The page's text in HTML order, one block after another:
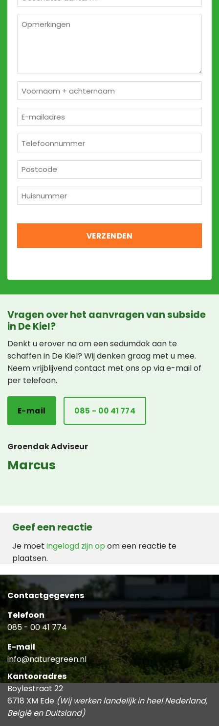
m²
Naam
*
mailadres
*
*
*
Vragen over het aanvragen van subside
in De Kiel?
Denkt u erover na om een sedumdak aan te
schaffen in De Kiel? Wij denken graag met u mee.
Neem vrijblijvend contact met ons op via e-mail of
per telefoon.
E-mail 085 - 00 41 774
Groendak Adviseur
Marcus
Geef een reactie
Je moet ingelogd zijn op om een reactie te
plaatsen.
Contactgegevens
Telefoon
085 - 00 41 774
E-mail
info@naturegreen.nl
Kantooradres
Boylestraat 22
6718 XM Ede (Wij werken landelijk in heel Nederland,
België en Duitsland)